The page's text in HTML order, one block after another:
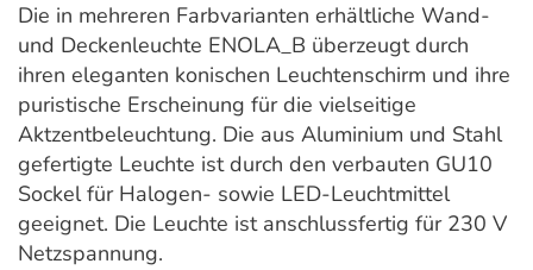
Die in mehreren Farbvarianten erhältliche Wand-
und Deckenleuchte ENOLA_B überzeugt durch
ihren eleganten konischen Leuchtenschirm und ihre
puristische Erscheinung für die vielseitige
Aktzentbeleuchtung. Die aus Aluminium und Stahl
gefertigte Leuchte ist durch den verbauten GU10
Sockel für Halogen- sowie LED-Leuchtmittel
geeignet. Die Leuchte ist anschlussfertig für 230 V
Netzspannung.